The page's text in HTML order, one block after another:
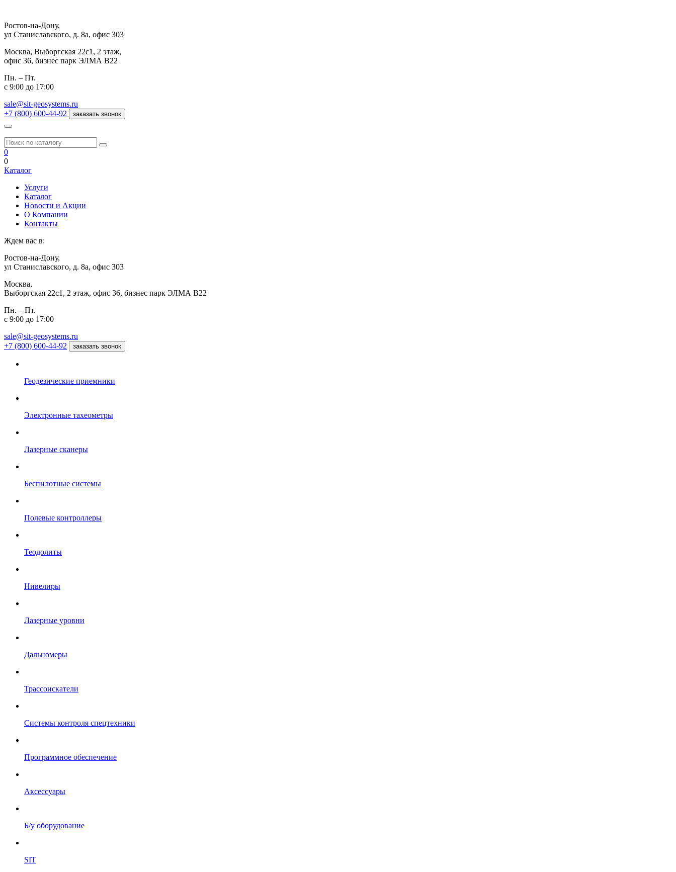
Ростов-на-Дону,
ул Станиславского, д. 8а, офис 303
Москва, Выборгская 22с1, 2 этаж,
офис 36, бизнес парк ЭЛМА В22
Пн. – Пт.
с 9:00 до 17:00
sale@sit-geosystems.ru
+7 (800) 600-44-92
заказать звонок
0
0
Каталог
Услуги
Каталог
Новости и Акции
О Компании
Контакты
Ждем вас в:
Ростов-на-Дону,
ул Станиславского, д. 8а, офис 303
Москва,
Выборгская 22с1, 2 этаж, офис 36, бизнес парк ЭЛМА В22
Пн. – Пт.
с 9:00 до 17:00
sale@sit-geosystems.ru
+7 (800) 600-44-92
заказать звонок
Геодезические приемники
Электронные тахеометры
Лазерные сканеры
Беспилотные системы
Полевые контроллеры
Теодолиты
Нивелиры
Лазерные уровни
Дальномеры
Трассоискатели
Системы контроля спецтехники
Программное обеспечение
Аксессуары
Б/у оборудование
SIT